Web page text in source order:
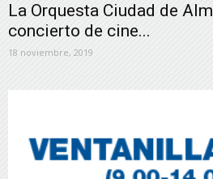
La Orquesta Ciudad de
concierto de cine...
18 noviembre, 2019